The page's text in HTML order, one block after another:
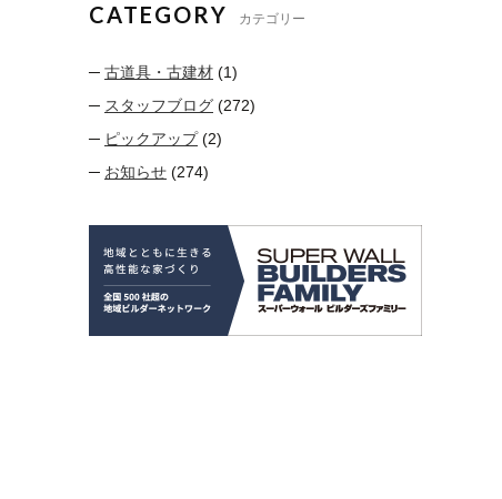
CATEGORY カテゴリー
古道具・古建材 (1)
スタッフブログ (272)
ピックアップ(2)
お知らせ (274)